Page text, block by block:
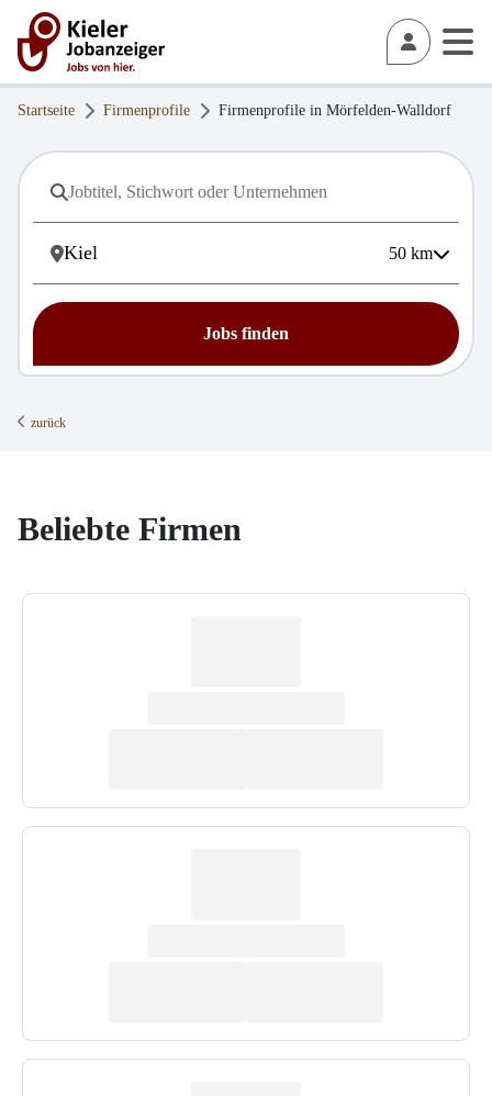
Startseite Firmenprofile Firmenprofile in Mörfelden-Walldorf
50 km
Jobs finden
zurück
Beliebte Firmen